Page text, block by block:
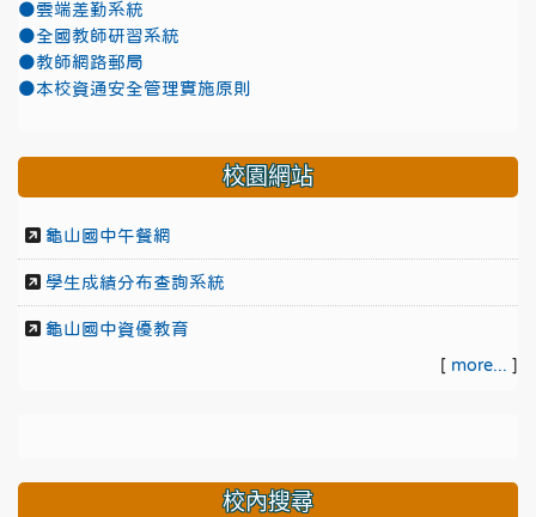
●雲端差勤系統
●全國教師研習系統
●教師網路郵局
●本校資通安全管理實施原則
校園網站
龜山國中午餐網
學生成績分布查詢系統
龜山國中資優教育
[ more... ]
校內搜尋